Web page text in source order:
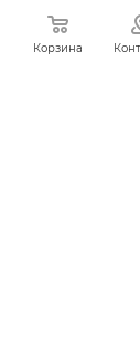
Корзина